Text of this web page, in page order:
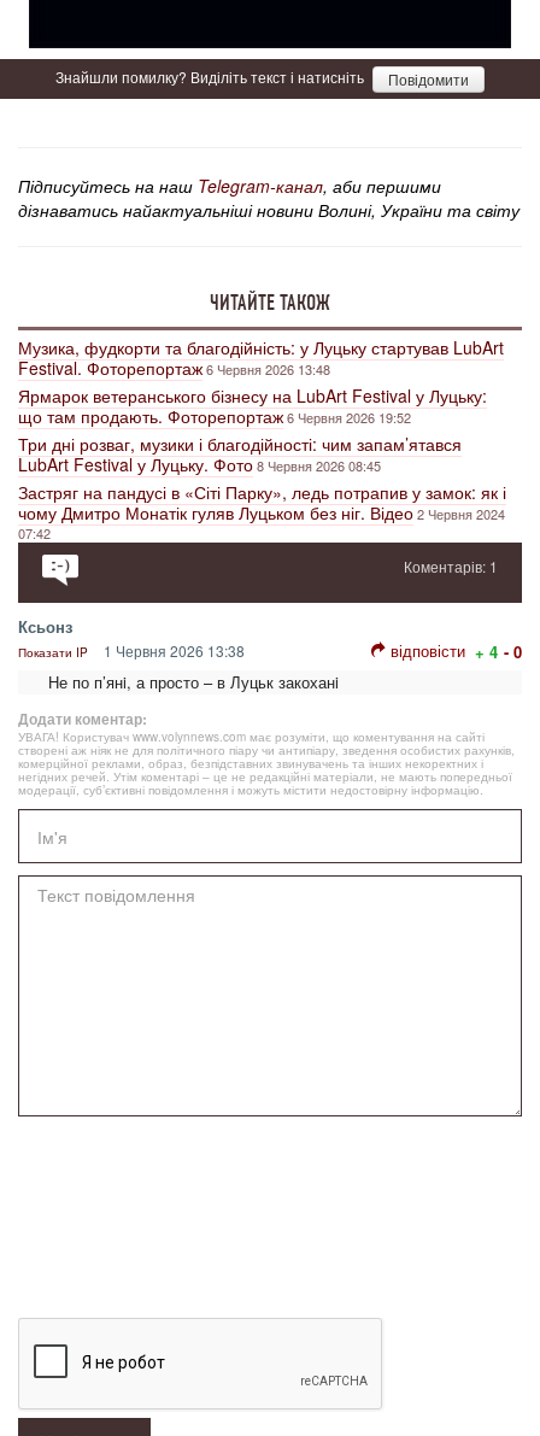
Знайшли помилку? Виділіть текст і натисніть Повідомити
Підписуйтесь на наш Telegram-канал, аби першими
дізнаватись найактуальніші новини Волині, України та світу
ЧИТАЙТЕ ТАКОЖ
Музика, фудкорти та благодійність: у Луцьку стартував LubArt
Festival. Фоторепортаж6 Червня 2026 13:48
Ярмарок ветеранського бізнесу на LubArt Festival у Луцьку:
що там продають. Фоторепортаж6 Червня 2026 19:52
Три дні розваг, музики і благодійності: чим запам’ятався
LubArt Festival у Луцьку. Фото8 Червня 2026 08:45
Застряг на пандусі в «Сіті Парку», ледь потрапив у замок: як і
чому Дмитро Монатік гуляв Луцьком без ніг. Відео2 Червня 2024
07:42
Коментарів: 1
Ксьонз
Показати IP 1 Червня 2026 13:38 відповісти + 4 - 0
Не по п’янi, а просто – в Луцьк закоханi
Додати коментар:
УВАГА! Користувач www.volynnews.com має розуміти, що коментування на сайті
створені аж ніяк не для політичного піару чи антипіару, зведення особистих рахунків,
комерційної реклами, образ, безпідставних звинувачень та інших некоректних і
негідних речей. Утім коментарі – це не редакційні матеріали, не мають попередньої
модерації, суб’єктивні повідомлення і можуть містити недостовірну інформацію.